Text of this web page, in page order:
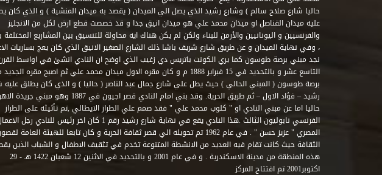
حاليا شارع صلاح سالم ) وشارع رشيد الذي يصل الي الميدان ( يقصد به ميدان المنشية ) و الذي كان
عليه ميدان القناصل او ميدان محمد علي هو ميدان انيق جدا و قد خصصت قطع ارض لكل من الانجليز
والفرنسيين و اليونانيين والأرمن للبناء ولكن لم يكن هناك ايه محاولة للتنسيق بين المشاريع
، وفي نهاية الميدان و عن طريق شارع شريف باشا ذلك الشارع الصغير الانيق الذي كان يعج بساريات
نجد مبني برصة طوسون كما يري الكونت باتريس دي زغيب الذي اوضح ان النادي انشئ في اواسط
التاسع عشر و بالتحديد في 15 فبراير 1888 م و كان مقره الاول ميدان محمد علي ثم اصبح مقره
برصة طوسون ( المبني الحالي ) حيث يطل علي شارع جمال عبد الناصر ( حاليا ) و الذي كان يطلق عليه
رشيد – فؤاد الاول – ثم طريق الحرية. وقد بني امام النادي قصر اجيون في 1887 وهو مبني
حاليا اما عن مبني النادي او " كلوب محمد علي " فقد صمم علي الطراز الايطالي ,تم تأثيثه على الطراز
الفرنسي نابوليون الثالث .هذا النادي يقع في نهاية شارع رشيد رقم 1 كان اخر رئيس للنادي رجل
المصري " عزيز حسن " . في عام 1962 تم تحويله الي قصر ثقافة الحرية و كان تابعا للهيئة العامة لقصور
الثقافة حيث كانت تقام فيه العديد من الانشطة المتنوعة تخدم في تثقيف الاطفال و الشباب الذين
هذه المنطقة من مدينة الاسكندرية . و في عام 2001 و بالتحديد في الاثنين 12 شعبان 1422 هـ - 29
اكتوبر2001 تم افتتاح المركز